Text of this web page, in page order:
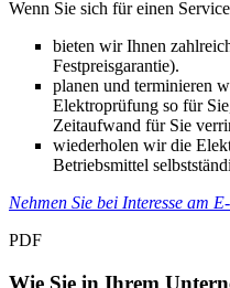
Wenn Sie sich für einen
bieten wir Ihnen
Festpreisgarantie).
planen und terminieren
Elektroprüfung so für
Zeitaufwand für Sie
wiederholen wir die
Betriebsmittel
Nehmen Sie bei Interesse am
PDF
Wie Sie in Ihrem